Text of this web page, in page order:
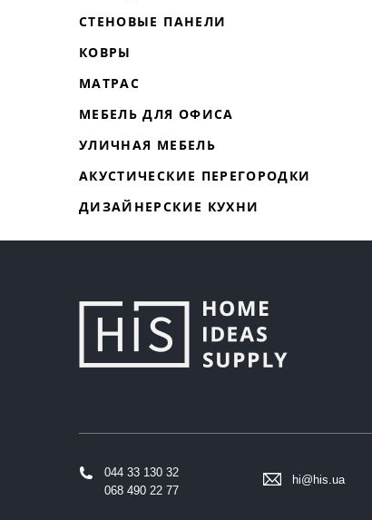
СТЕНОВЫЕ ПАНЕЛИ
КОВРЫ
МАТРАС
МЕБЕЛЬ ДЛЯ ОФИСА
УЛИЧНАЯ МЕБЕЛЬ
АКУСТИЧЕСКИЕ ПЕРЕГОРОДКИ
ДИЗАЙНЕРСКИЕ КУХНИ
044 33 130 32
068 490 22 77
hi@his.ua